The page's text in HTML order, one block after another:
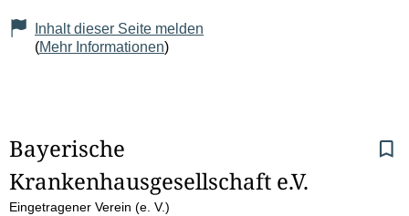
Inhalt dieser Seite melden
(Mehr Informationen)
S
e
Bayerische
Krankenhausgesellschaft e.V.
Eingetragener Verein (e. V.)